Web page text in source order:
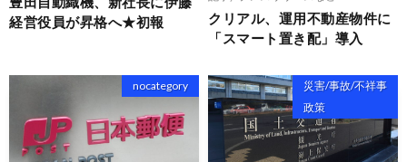
経営役員が昇格へ★初報
クリアル、運用不動産物件に
「スマート置き配」導入
nocategory
災害/事故/不祥事
政策